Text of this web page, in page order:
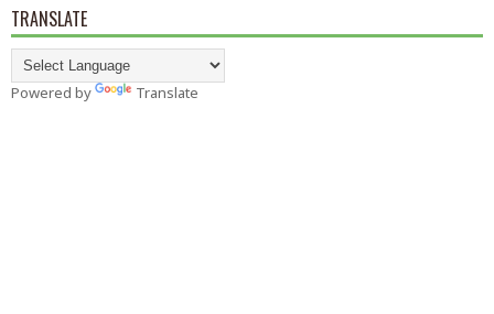
TRANSLATE
Powered by Translate